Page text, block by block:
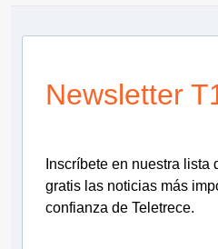
Newsletter
Inscríbete en nuestra lista
gratis las noticias más
confianza de Teletrece.